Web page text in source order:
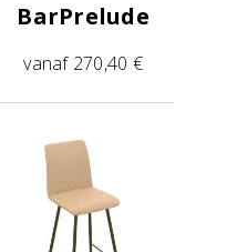
BarPrelude
vanaf 270,40 €